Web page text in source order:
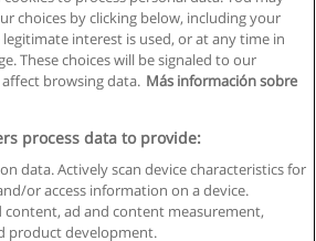
Следующая
из
пользования
информации
choices by clicking below, including your
interest is used, or at any time in
These choices will be signaled to our
browsing data. Más información sobre
process data to provide:
data. Actively scan device characteristics for
or access information on a device.
content, ad and content measurement,
product development.